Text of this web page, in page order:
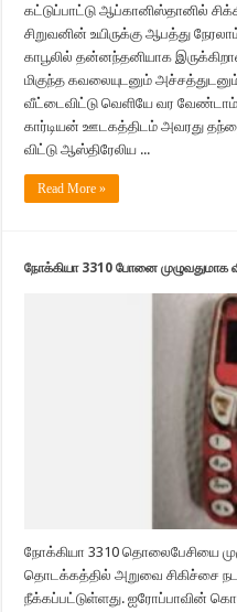
கட்டுப்பாட்டு ஆப்கானிஸ்தானில்
சிறுவனின் உயிருக்கு ஆபத்து
காபூலில் தன்னந்தனியாக
மிகுந்த கவலையுடனும்
வீட்டைவிட்டு வெளியே வர வேண்டாம்
கார்டியன் ஊடகத்திடம் அவரது
விட்டு ஆஸ்திரேலிய ...
Read More »
நோக்கியா 3310 போனை முழுவதுமாக
நோக்கியா 3310 தொலைபேசியை
தொடக்கத்தில் அறுவை சிகிச்சை
நீக்கப்பட்டுள்ளது. ஐரோப்பாவின்